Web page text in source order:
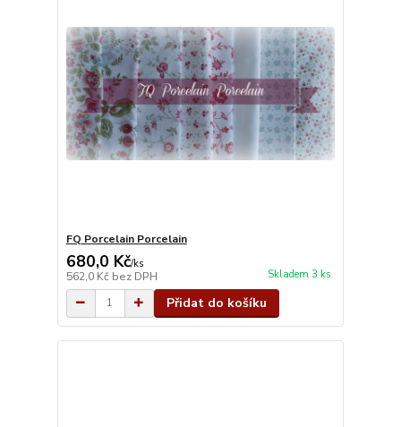
FQ Porcelain Porcelain
680,0 Kč/ks
562,0 Kč bez DPH Skladem 3 ks
Přidat do košíku